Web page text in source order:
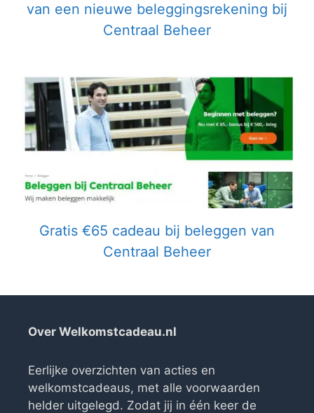
van een nieuwe beleggingsrekening bij
Centraal Beheer
Gratis €65 cadeau bij beleggen van
Centraal Beheer
Over Welkomstcadeau.nl
Eerlijke overzichten van acties en
welkomstcadeaus, met alle voorwaarden
helder uitgelegd. Zodat jij in één keer de